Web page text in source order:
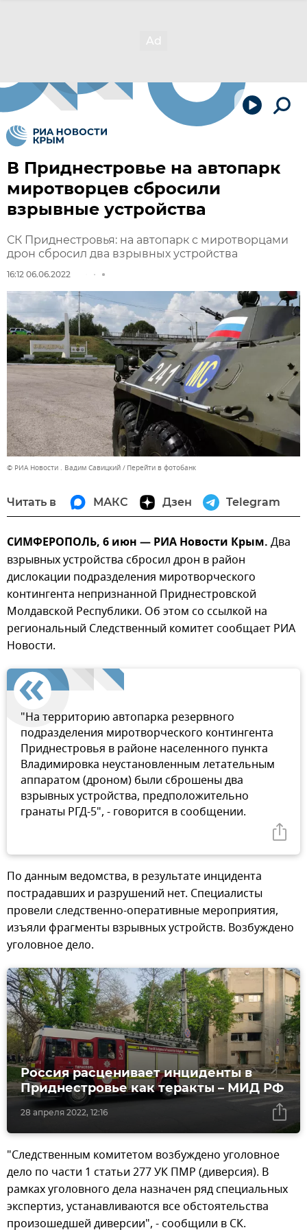
В Приднестровье на автопарк
миротворцев сбросили
взрывные устройства
СК Приднестровья: на автопарк с миротворцами
дрон сбросил два взрывных устройства
16:12 06.06.2022
© РИА Новости . Вадим Савицкий Перейти в фотобанк
Читать в МАКС Дзен Telegram
СИМФЕРОПОЛЬ, 6 июн — РИА Новости Крым. Два
взрывных устройства сбросил дрон в район
дислокации подразделения миротворческого
контингента непризнанной Приднестровской
Молдавской Республики. Об этом со ссылкой на
региональный Следственный комитет сообщает РИА
Новости.
"На территорию автопарка резервного
подразделения миротворческого контингента
Приднестровья в районе населенного пункта
Владимировка неустановленным летательным
аппаратом (дроном) были сброшены два
взрывных устройства, предположительно
гранаты РГД-5", - говорится в сообщении.
По данным ведомства, в результате инцидента
пострадавших и разрушений нет. Специалисты
провели следственно-оперативные мероприятия,
изъяли фрагменты взрывных устройств. Возбуждено
уголовное дело.
28 апреля 2022, 12:16
Россия расценивает инциденты в
Приднестровье как теракты – МИД РФ
"Следственным комитетом возбуждено уголовное
дело по части 1 статьи 277 УК ПМР (диверсия). В
рамках уголовного дела назначен ряд специальных
экспертиз, устанавливаются все обстоятельства
произошедшей диверсии", - сообщили в СК.